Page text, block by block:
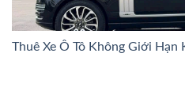
Thuê Xe Ô Tô Không Giới Hạn